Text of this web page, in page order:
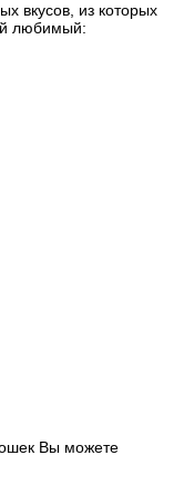
вкусов, из которых
любимый:
Вы можете